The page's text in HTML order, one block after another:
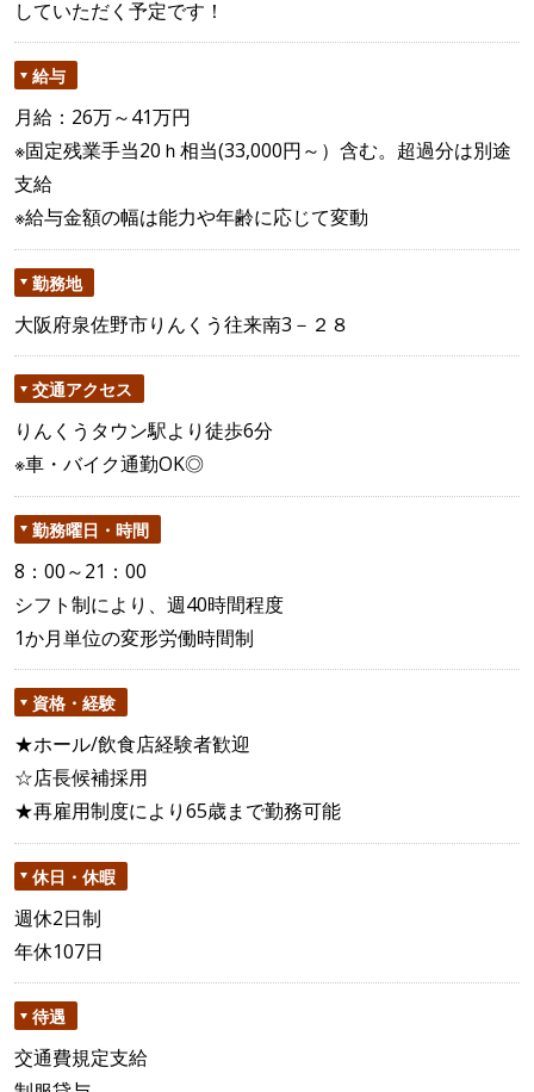
していただく予定です！
給与
月給：26万～41万円
※固定残業手当20ｈ相当(33,000円～）含む。超過分は別途
支給
※給与金額の幅は能力や年齢に応じて変動
勤務地
大阪府泉佐野市りんくう往来南3－２８
交通アクセス
りんくうタウン駅より徒歩6分
※車・バイク通勤OK◎
勤務曜日・時間
8：00～21：00
シフト制により、週40時間程度
1か月単位の変形労働時間制
資格・経験
★ホール/飲食店経験者歓迎
☆店長候補採用
★再雇用制度により65歳まで勤務可能
休日・休暇
週休2日制
年休107日
待遇
交通費規定支給